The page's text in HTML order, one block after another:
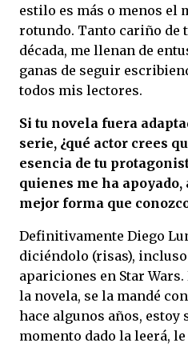
estilo es más o menos el
rotundo. Tanto cariño de
década, me llenan de
ganas de seguir
todos mis lectores.
Si tu novela fuera
serie, ¿qué actor crees
esencia de tu
quienes me ha
mejor forma que
Definitivamente Diego
diciéndolo (risas),
apariciones en Star
la novela, se la mandé
hace algunos años, estoy
momento dado la leerá,